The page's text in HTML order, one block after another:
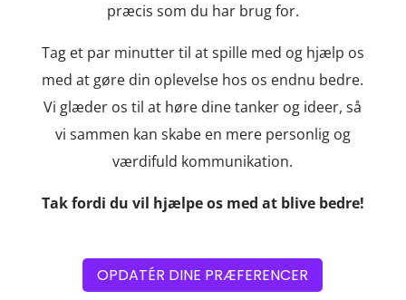
præcis som du har brug for.
Tag et par minutter til at spille med og hjælp os
med at gøre din oplevelse hos os endnu bedre.
Vi glæder os til at høre dine tanker og ideer, så
vi sammen kan skabe en mere personlig og
værdifuld kommunikation.
Tak fordi du vil hjælpe os med at blive bedre!
OPDATÉR DINE PRÆFERENCER